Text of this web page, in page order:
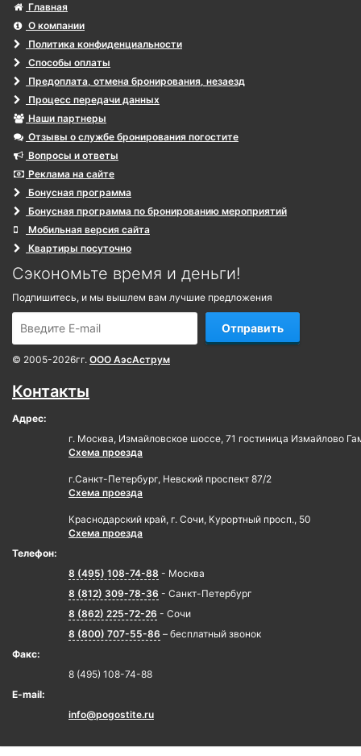
Главная
О компании
Политика конфиденциальности
Способы оплаты
Предоплата, отмена бронирования, незаезд
Процесс передачи данных
Наши партнеры
Отзывы о службе бронирования погостите
Вопросы и ответы
Реклама на сайте
Бонусная программа
Бонусная программа по бронированию мероприятий
Мобильная версия сайта
Квартиры посуточно
Сэкономьте время и деньги!
Подпишитесь, и мы вышлем вам лучшие предложения
Отправить
© 2005-2026гг. ООО АэсАструм
Контакты
Адрес:
г. Москва, Измайловское шоссе, 71 гостиница Измайлово
Схема проезда
г.Санкт-Петербург, Невский проспект 87/2
Схема проезда
Краснодарский край, г. Сочи, Курортный просп., 50
Схема проезда
Телефон:
8 (495) 108-74-88 - Москва
8 (812) 309-78-36 - Санкт-Петербург
8 (862) 225-72-26 - Сочи
8 (800) 707-55-86 – бесплатный звонок
Факс:
8 (495) 108-74-88
E-mail:
info@pogostite.ru